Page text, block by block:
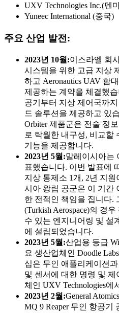
UXV Technologies Inc.(덴
Yuneec International (중국)
주요 산업 발전:
2023년 10월:이스라엘 회
시스템을 위한 고급 지상
하고 Aeronautics UAV 함
제공하는 계약을 체결했
공기부터 지상 제어국까
드 솔루션을 제공하고 있
Orbiter 제품군은 전술 정
로 탁월한 내구성, 비교할
기능을 제공합니다.
2023년 5월:말레이시아는
표했습니다. 이번 발표에
지상 통제소 1개, 2년 지원
시아 왕립 공군은 이 기간
한 전적인 책임을 집니다.
(Turkish Aerospace)의 경
수 있는 엔지니어링 및 설
에 설립되었습니다.
2023년 5월:산업용 등급
요 생산업체인 Doodle
십은 무인 애플리케이션
및 센서에 대한 명령 및
체인 UXV Technologies에
2023년 2월:General
MQ 9 Reaper 무인 항공기